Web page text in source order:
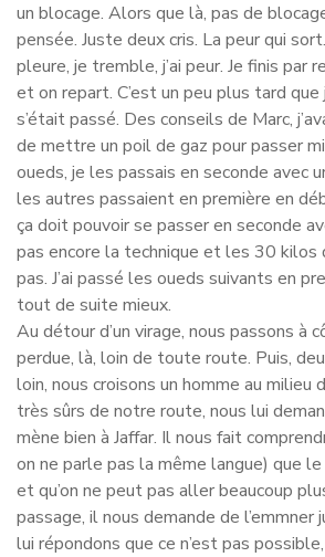
un blocage. Alors que là, pas de
pensée. Juste deux cris. La peur qui
pleure, je tremble, j’ai peur. Je finis par
et on repart. C’est un peu plus tard que
s’était passé. Des conseils de Marc,
de mettre un poil de gaz pour passer
oueds, je les passais en seconde avec
les autres passaient en première en
ça doit pouvoir se passer en seconde
pas encore la technique et les 30 kilos
pas. J’ai passé les oueds suivants en
tout de suite mieux.
Au détour d’un virage, nous passons à
perdue, là, loin de toute route. Puis,
loin, nous croisons un homme au milieu
très sûrs de notre route, nous lui
mène bien à Jaffar. Il nous fait
on ne parle pas la même langue) que
et qu’on ne peut pas aller beaucoup
passage, il nous demande de l’emmner
lui répondons que ce n’est pas